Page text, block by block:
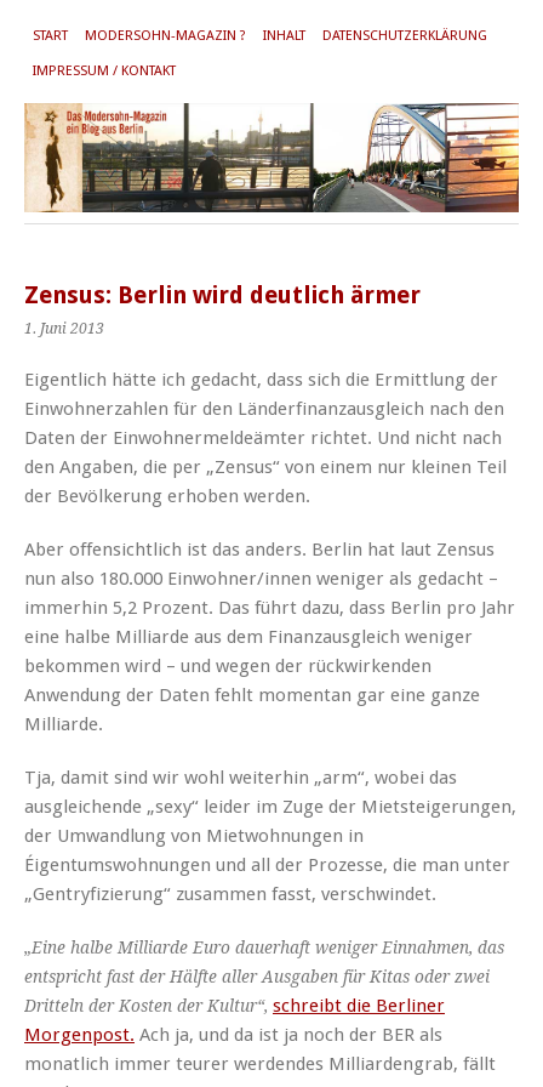
START MODERSOHN-MAGAZIN ? INHALT DATENSCHUTZERKLÄRUNG
IMPRESSUM / KONTAKT
Zensus: Berlin wird deutlich ärmer
1. Juni 2013
Eigentlich hätte ich gedacht, dass sich die Ermittlung der
Einwohnerzahlen für den Länderfinanzausgleich nach den
Daten der Einwohnermeldeämter richtet. Und nicht nach
den Angaben, die per „Zensus“ von einem nur kleinen Teil
der Bevölkerung erhoben werden.
Aber offensichtlich ist das anders. Berlin hat laut Zensus
nun also 180.000 Einwohner/innen weniger als gedacht –
immerhin 5,2 Prozent. Das führt dazu, dass Berlin pro Jahr
eine halbe Milliarde aus dem Finanzausgleich weniger
bekommen wird – und wegen der rückwirkenden
Anwendung der Daten fehlt momentan gar eine ganze
Milliarde.
Tja, damit sind wir wohl weiterhin „arm“, wobei das
ausgleichende „sexy“ leider im Zuge der Mietsteigerungen,
der Umwandlung von Mietwohnungen in
Éigentumswohnungen und all der Prozesse, die man unter
„Gentryfizierung“ zusammen fasst, verschwindet.
„Eine halbe Milliarde Euro dauerhaft weniger Einnahmen, das
entspricht fast der Hälfte aller Ausgaben für Kitas oder zwei
Dritteln der Kosten der Kultur“, schreibt die Berliner
Morgenpost. Ach ja, und da ist ja noch der BER als
monatlich immer teurer werdendes Milliardengrab, fällt